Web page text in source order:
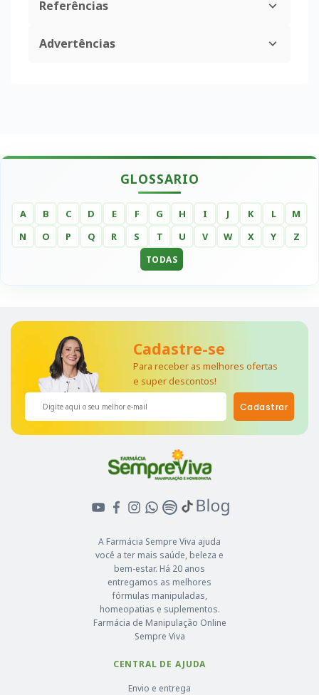
Referências
Advertências
GLOSSARIO
A B C D E F G H I J K L
M
N
O P Q R S T U V W X Y Z
TODAS
A Farmácia Sempre Viva ajuda
você a ter mais saúde, beleza e
bem-estar. Há 20 anos
entregamos as melhores
fórmulas manipuladas,
homeopatias e suplementos.
Farmácia de Manipulação Online
Sempre Viva
CENTRAL DE AJUDA
Envio e entrega
Cadastre-se
Para receber as melhores ofertas
e super descontos!
Cadastrar